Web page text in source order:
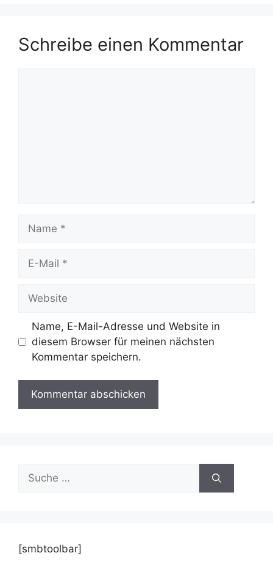
Schreibe einen Kommentar
Mail
Name, E-Mail-Adresse und Website in
diesem Browser für meinen nächsten
Kommentar speichern.
Suche
nach:
[smbtoolbar]